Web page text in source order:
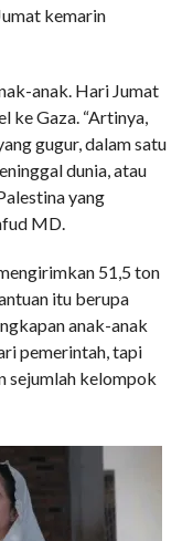
kemarin
anak. Hari Jumat
ke Gaza. “Artinya,
gugur, dalam satu
dunia, atau
yang
MD.
51,5 ton
itu berupa
anak-anak
pemerintah, tapi
sejumlah kelompok